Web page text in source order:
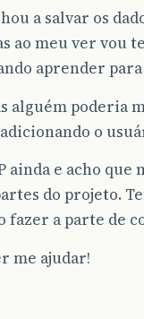
JSONException e
();
(IOException e)
{
printStackTrace
a salvar os
ao meu ver vou
aprender
alguém poderia
o
ainda e acho
do projeto.
fazer a parte de
me ajudar!